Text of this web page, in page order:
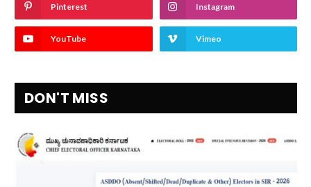
Pinterest Instagram
YouTube Vimeo
DON'T MISS